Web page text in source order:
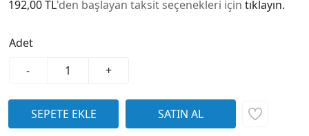
192,00 TL'den başlayan taksit seçenekleri için tıklayın.
Adet
-
+